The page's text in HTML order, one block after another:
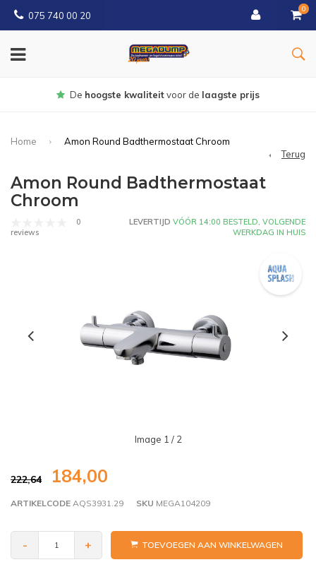
075 740 00 20
0
Gratisbezorgd vanaf € 150
Home
Amon Round Badthermostaat Chroom
Terug
Amon Round Badthermostaat
Chroom
0
reviews
LEVERTIJD VÓÓR 14:00 BESTELD, VOLGENDE
WERKDAG IN HUIS
Image 1 / 2
222,64 184,00
ARTIKELCODE AQS3931.29 SKU MEGA104209
- + TOEVOEGEN AAN WINKELWAGEN